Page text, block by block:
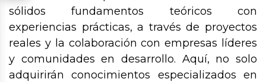
sólidos fundamentos teóricos con
experiencias prácticas, a través de proyectos
reales y la colaboración con empresas líderes
y comunidades en desarrollo. Aquí, no solo
adquirirán conocimientos especializados en